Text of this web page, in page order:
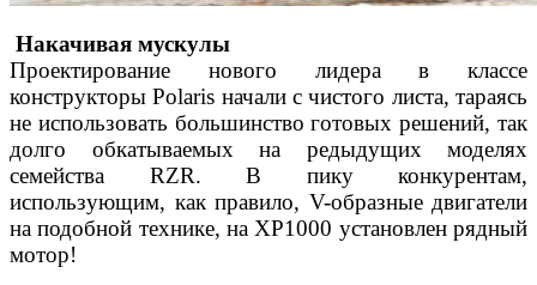
Накачивая мускулы
Проектирование нового лидера в классе
конструкторы Polaris начали с чистого листа, тараясь
не использовать большинство готовых решений, так
долго обкатываемых на редыдущих моделях
семейства RZR. В пику конкурентам,
использующим, как правило, V-образные двигатели
на подобной технике, на XP1000 установлен рядный
мотор!